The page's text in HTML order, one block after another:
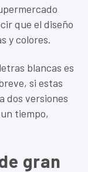
que el diseño
y colores.
blancas es
si estas
dos versiones
tiempo,
gran